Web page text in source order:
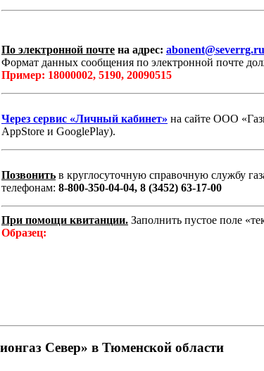
По электронной почте на адрес: abonent@severrg.ru
Формат данных сообщения по электронной почте
Пример: 18000002, 5190, 20090515
Через сервис «Личный кабинет» на сайте ООО
AppStore и GooglePlay).
Позвонить в круглосуточную справочную службу
телефонам: 8-800-350-04-04, 8 (3452) 63-17-00
При помощи квитанции. Заполнить пустое поле
Образец:
Север» в Тюменской области